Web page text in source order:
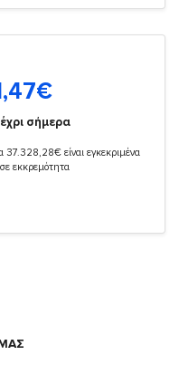
€
σήμερα
37.328,28€ είναι εγκεκριμένα
εκκρεμότητα